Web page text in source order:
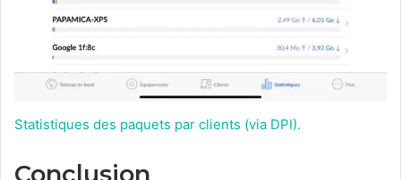
Statistiques des paquets par clients (via DPI).